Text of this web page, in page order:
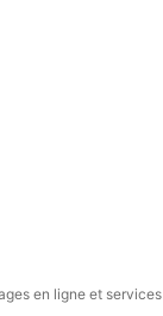
en ligne et